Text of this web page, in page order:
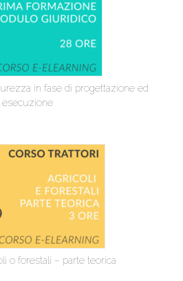
in fase di progettazione ed
esecuzione
o forestali – parte teorica